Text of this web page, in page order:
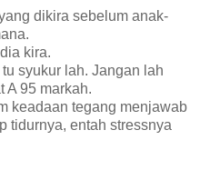
dikira sebelum anak-
kira.
syukur lah. Jangan lah
A 95 markah.
keadaan tegang menjawab
tidurnya, entah stressnya